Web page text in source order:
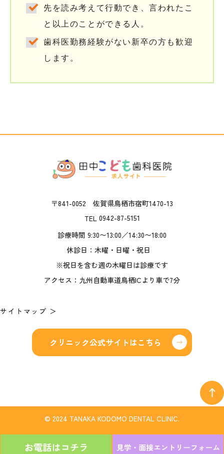
先を読み考えて行動でき、言われたこ
と以上のことができる人。
歯科医勤務経験がない新卒の方も歓迎
します。
〒841-0052 佐賀県鳥栖市宿町1470-13
TEL 0942-87-5151
診療時間 9:30〜13:00／14:30〜18:00
休診日：木曜・日曜・祝日
※祝日を含む週の木曜日は診療です
アクセス：九州自動車道鳥栖ICより車で7分
サイトマップ ＞
クリニック公式サイトはこちら
© 2024 TANAKA KODOMO DENTAL CLINIC.